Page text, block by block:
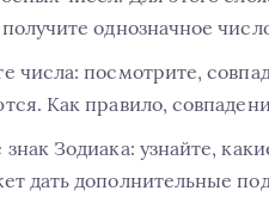
однозначное
числа: посмотрите,
Как правило,
знак Зодиака: узнайте,
дать дополнительные